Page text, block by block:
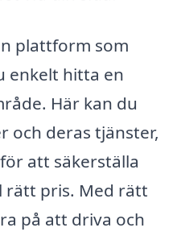
plattform som
enkelt hitta en
Här kan du
och deras tjänster,
att säkerställa
rätt pris. Med rätt
på att driva och